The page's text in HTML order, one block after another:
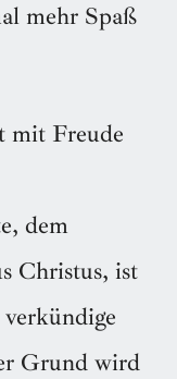
mehr Spaß
mit Freude
dem
Christus, ist
Grund wird